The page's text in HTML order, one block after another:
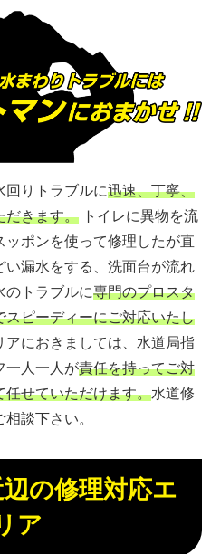
回りトラブルに迅速、丁寧、
だきます。 トイレに異物を流
ッポンを使って修理したが直
い漏水をする、洗面台が流れ
のトラブルに専門のプロスタ
ピーディーにご対応いたし
アにおきましては、水道局指
一人一人が責任を持ってご対
任せていただけます。水道修
談下さい。
の修理対応エ
ア